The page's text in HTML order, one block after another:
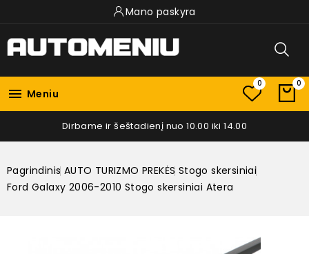
Mano paskyra
 Meniu
0 0
Dirbame ir šeštadienį nuo 10.00 iki 14.00
Pagrindinis AUTO TURIZMO PREKĖS Stogo skersiniai
Ford Galaxy 2006-2010 Stogo skersiniai Atera